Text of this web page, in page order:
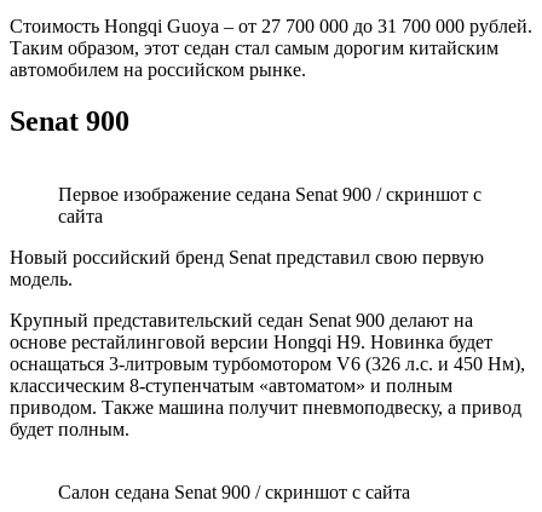
Стоимость Hongqi Guoya – от 27 700 000 до 31 700 000 рублей.
Таким образом, этот седан стал самым дорогим китайским
автомобилем на российском рынке.
Senat 900
Первое изображение седана Senat 900 / скриншот с
сайта
Новый российский бренд Senat представил свою первую
модель.
Крупный представительский седан Senat 900 делают на
основе рестайлинговой версии Hongqi H9. Новинка будет
оснащаться 3-литровым турбомотором V6 (326 л.с. и 450 Нм),
классическим 8-ступенчатым «автоматом» и полным
приводом. Также машина получит пневмоподвеску, а привод
будет полным.
Салон седана Senat 900 / скриншот с сайта